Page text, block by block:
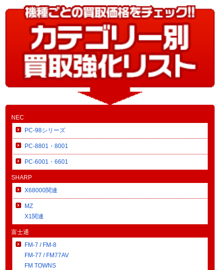
NEC
PC-98シリーズ
PC-8801・8001
PC-6001・6601
SHARP
X68000関連
MZ
X1関連
富士通
FM-7 / FM-8
FM-77 / FM77AV
FM TOWNS